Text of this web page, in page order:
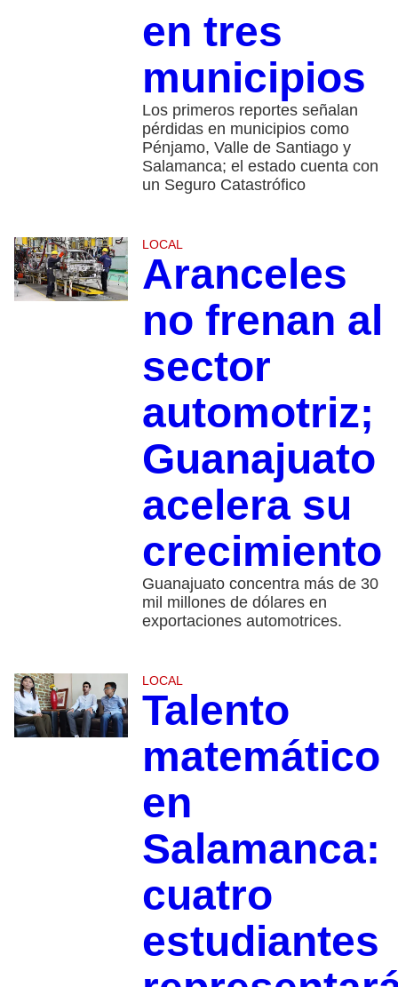
en tres
municipios
Los primeros reportes señalan
pérdidas en municipios como
Pénjamo, Valle de Santiago y
Salamanca; el estado cuenta con
un Seguro Catastrófico
LOCAL
Aranceles
no frenan al
sector
automotriz;
Guanajuato
acelera su
crecimiento
Guanajuato concentra más de 30
mil millones de dólares en
exportaciones automotrices.
LOCAL
Talento
matemático
en
Salamanca:
cuatro
estudiantes